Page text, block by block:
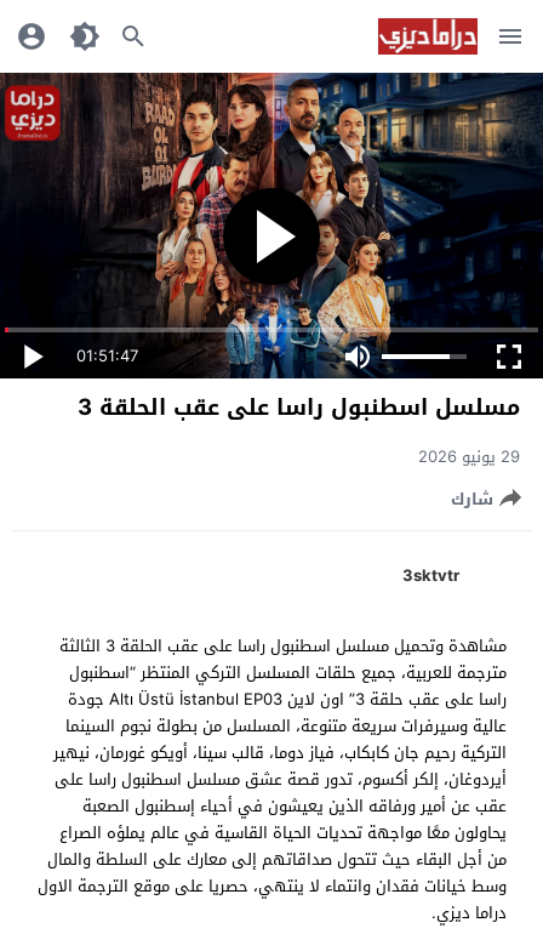
01:51:47
مسلسل اسطنبول راسا على عقب الحلقة 3
29 يونيو 2026
شارك
3sktvtr
مشاهدة وتحميل مسلسل اسطنبول راسا على عقب الحلقة 3 الثالثة
مترجمة للعربية، جميع حلقات المسلسل التركي المنتظر “اسطنبول
راسا على عقب حلقة 3” اون لاين Altı Üstü İstanbul EP03 جودة
عالية وسيرفرات سريعة متنوعة، المسلسل من بطولة نجوم السينما
التركية رحيم جان كابكاب، فياز دوما، قالب سينا، أويكو غورمان، نيهير
أيردوغان، إلكر أكسوم، تدور قصة عشق مسلسل اسطنبول راسا على
عقب عن أمير ورفاقه الذين يعيشون في أحياء إسطنبول الصعبة
يحاولون معًا مواجهة تحديات الحياة القاسية في عالم يملؤه الصراع
من أجل البقاء حيث تتحول صداقاتهم إلى معارك على السلطة والمال
وسط خيانات فقدان وانتماء لا ينتهي، حصريا على موقع الترجمة الاول
دراما ديزي.